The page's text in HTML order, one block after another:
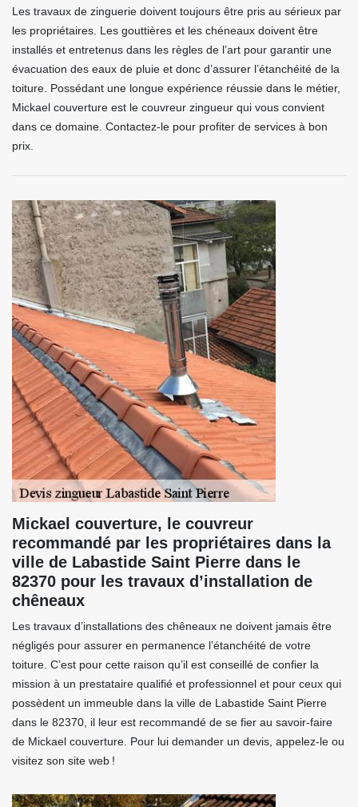
Les travaux de zinguerie doivent toujours être pris au sérieux par
les propriétaires. Les gouttières et les chéneaux doivent être
installés et entretenus dans les règles de l’art pour garantir une
évacuation des eaux de pluie et donc d’assurer l’étanchéité de la
toiture. Possédant une longue expérience réussie dans le métier,
Mickael couverture est le couvreur zingueur qui vous convient
dans ce domaine. Contactez-le pour profiter de services à bon
prix.
Mickael couverture, le couvreur
recommandé par les propriétaires dans la
ville de Labastide Saint Pierre dans le
82370 pour les travaux d’installation de
chêneaux
Les travaux d’installations des chêneaux ne doivent jamais être
négligés pour assurer en permanence l’étanchéité de votre
toiture. C’est pour cette raison qu’il est conseillé de confier la
mission à un prestataire qualifié et professionnel et pour ceux qui
possèdent un immeuble dans la ville de Labastide Saint Pierre
dans le 82370, il leur est recommandé de se fier au savoir-faire
de Mickael couverture. Pour lui demander un devis, appelez-le ou
visitez son site web !